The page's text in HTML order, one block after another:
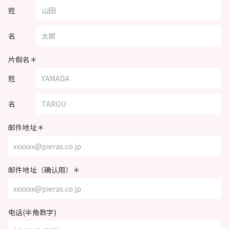
姓
名
片假名＊
姓
名
邮件地址＊
邮件地址（确认用）＊
电话(半角数字)